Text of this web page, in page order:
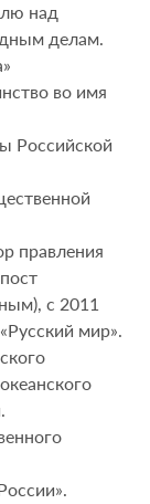
над
делам.
во имя
Российской
правления
с 2011
мир».